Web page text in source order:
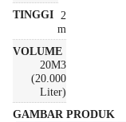
2
m
20M3
(20.000
Liter)